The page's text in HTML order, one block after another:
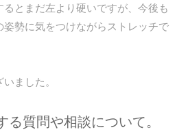
るとまだ左より硬いですが、今後も
姿勢に気をつけながらストレッチで
ました。
質問や相談について。